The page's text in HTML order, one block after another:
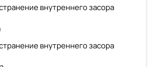
внутреннего засора
внутреннего засора